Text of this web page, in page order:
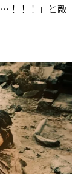
！！！」と敵